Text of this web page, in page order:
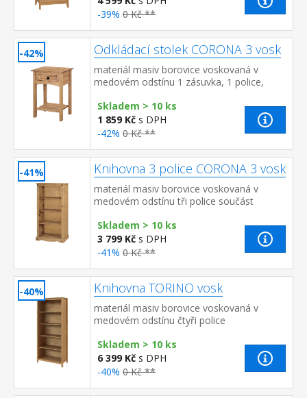
-39% 0 Kč **
-42% Odkládací stolek CORONA 3 vosk
materiál masiv borovice voskovaná v
medovém odstínu 1 zásuvka, 1 police,
Corona 3
Skladem > 10 ks
1 859 Kč s DPH
-42% 0 Kč **
-41% Knihovna 3 police CORONA 3 vosk
materiál masiv borovice voskovaná v
medovém odstínu tři police součást
Skladem > 10 ks
3 799 Kč s DPH
-41% 0 Kč **
-40% Knihovna TORINO vosk
materiál masiv borovice voskovaná v
medovém odstínu čtyři police
Skladem > 10 ks
6 399 Kč s DPH
-40% 0 Kč **